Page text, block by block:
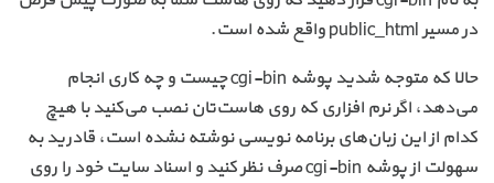
در مسیر public_html واقع شده است.
حالا که متوجه شدید پوشه cgi-bin چیست و چه کاری انجام
می‌دهد، اگر نرم افزاری که روی هاست‌تان نصب می‌کنید با هیچ
کدام از این زبان‌های برنامه نویسی نوشته نشده است، قادرید به
سهولت از پوشه cgi-bin صرف نظر کنید و اسناد سایت خود را روی